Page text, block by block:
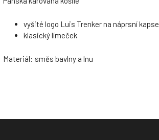
vyšité logo Luis Trenker na náprsní kapse
klasický límeček
Materiál: směs bavlny a lnu